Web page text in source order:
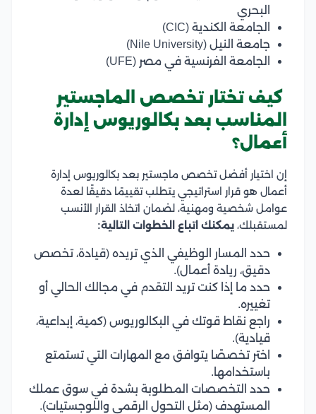
البحري
الجامعة الكندية (CIC)
جامعة النيل (Nile University)
الجامعة الفرنسية في مصر (UFE)
كيف تختار تخصص الماجستير
المناسب بعد بكالوريوس إدارة
أعمال؟
إن اختيار أفضل تخصص ماجستير بعد بكالوريوس إدارة
أعمال هو قرار استراتيجي يتطلب تقييمًا دقيقًا لعدة
عوامل شخصية ومهنية، لضمان اتخاذ القرار الأنسب
لمستقبلك، يمكنك اتباع الخطوات التالية:
حدد المسار الوظيفي الذي تريده (قيادة، تخصص
دقيق، ريادة أعمال).
حدد ما إذا كنت تريد التقدم في مجالك الحالي أو
تغييره.
راجع نقاط قوتك في البكالوريوس (كمية، إبداعية،
قيادية).
اختر تخصصًا يتوافق مع المهارات التي تستمتع
باستخدامها.
حدد التخصصات المطلوبة بشدة في سوق عملك
المستهدف (مثل التحول الرقمي واللوجستيات).